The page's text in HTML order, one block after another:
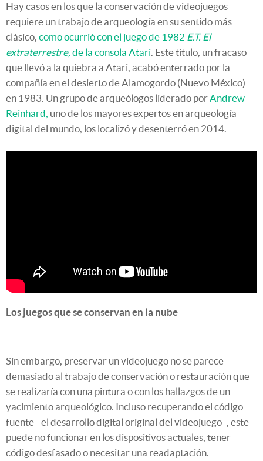
Hay casos en los que la conservación de videojuegos
requiere un trabajo de arqueología en su sentido más
clásico, como ocurrió con el juego de 1982 E.T. El
extraterrestre, de la consola Atari. Este título, un fracaso
que llevó a la quiebra a Atari, acabó enterrado por la
compañía en el desierto de Alamogordo (Nuevo México)
en 1983. Un grupo de arqueólogos liderado porAndrew
Reinhard, uno de los mayores expertos en arqueología
digital del mundo, los localizó y desenterró en 2014.
Los juegos que se conservan en la nube
Sin embargo, preservar un videojuego no se parece
demasiado al trabajo de conservación o restauración que
se realizaría con una pintura o con los hallazgos de un
yacimiento arqueológico. Incluso recuperando el código
fuente –el desarrollo digital original del videojuego–, este
puede no funcionar en los dispositivos actuales, tener
código desfasado o necesitar una readaptación.